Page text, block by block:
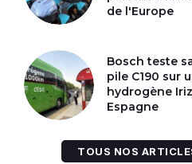
de l'Europe
Bosch teste
pile C190 sur
hydrogène
Espagne
TOUS NOS